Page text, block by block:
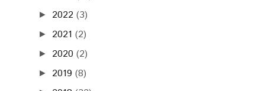
► 2022 (3)
► 2021 (2)
► 2020 (2)
► 2019 (8)